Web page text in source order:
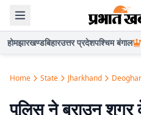
होमझारखण्डबिहारउत्तर प्रदेशपश्चिम बंगाल
Home State Jharkhand Deoghar
पुलिस ने ब्राउन शुगर